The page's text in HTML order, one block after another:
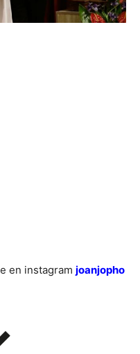
en instagram joanjopho